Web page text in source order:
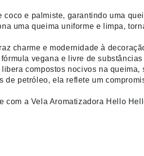
e palmiste, garantindo uma
uma queima uniforme e limpa,
charme e modernidade à
vegana e livre de
compostos nocivos na
de petróleo, ela reflete um
com a Vela Aromatizadora Hello